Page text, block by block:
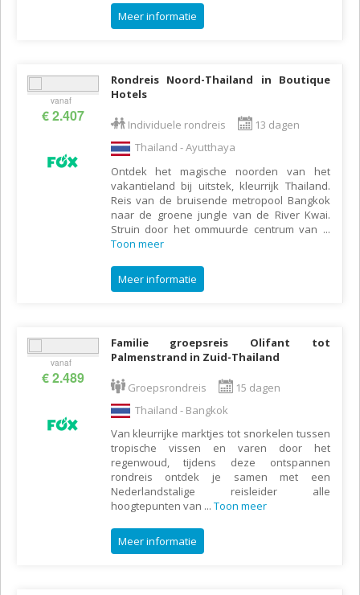
Meer informatie
vanaf
€ 2.407
Rondreis Noord-Thailand in Boutique
Hotels
Individuele rondreis
13 dagen
Thailand - Ayutthaya
Ontdek het magische noorden van het
vakantieland bij uitstek, kleurrijk Thailand.
Reis van de bruisende metropool Bangkok
naar de groene jungle van de River Kwai.
Struin door het ommuurde centrum van ...
Toon meer
Meer informatie
vanaf
€ 2.489
Familie groepsreis Olifant tot
Palmenstrand in Zuid-Thailand
Groepsrondreis
15 dagen
Thailand - Bangkok
Van kleurrijke marktjes tot snorkelen tussen
tropische vissen en varen door het
regenwoud, tijdens deze ontspannen
rondreis ontdek je samen met een
Nederlandstalige reisleider alle
hoogtepunten van ... Toon meer
Meer informatie